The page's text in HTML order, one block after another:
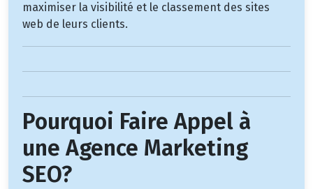
maximiser la visibilité et le classement des sites
web de leurs clients.
Pourquoi Faire Appel à
une Agence Marketing
SEO?